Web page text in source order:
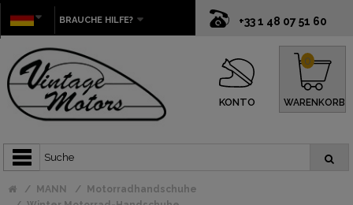
+33 1 48 07 51 60
BRAUCHE HILFE?
KONTO WARENKORB
0
MANN
Motorradhandschuhe